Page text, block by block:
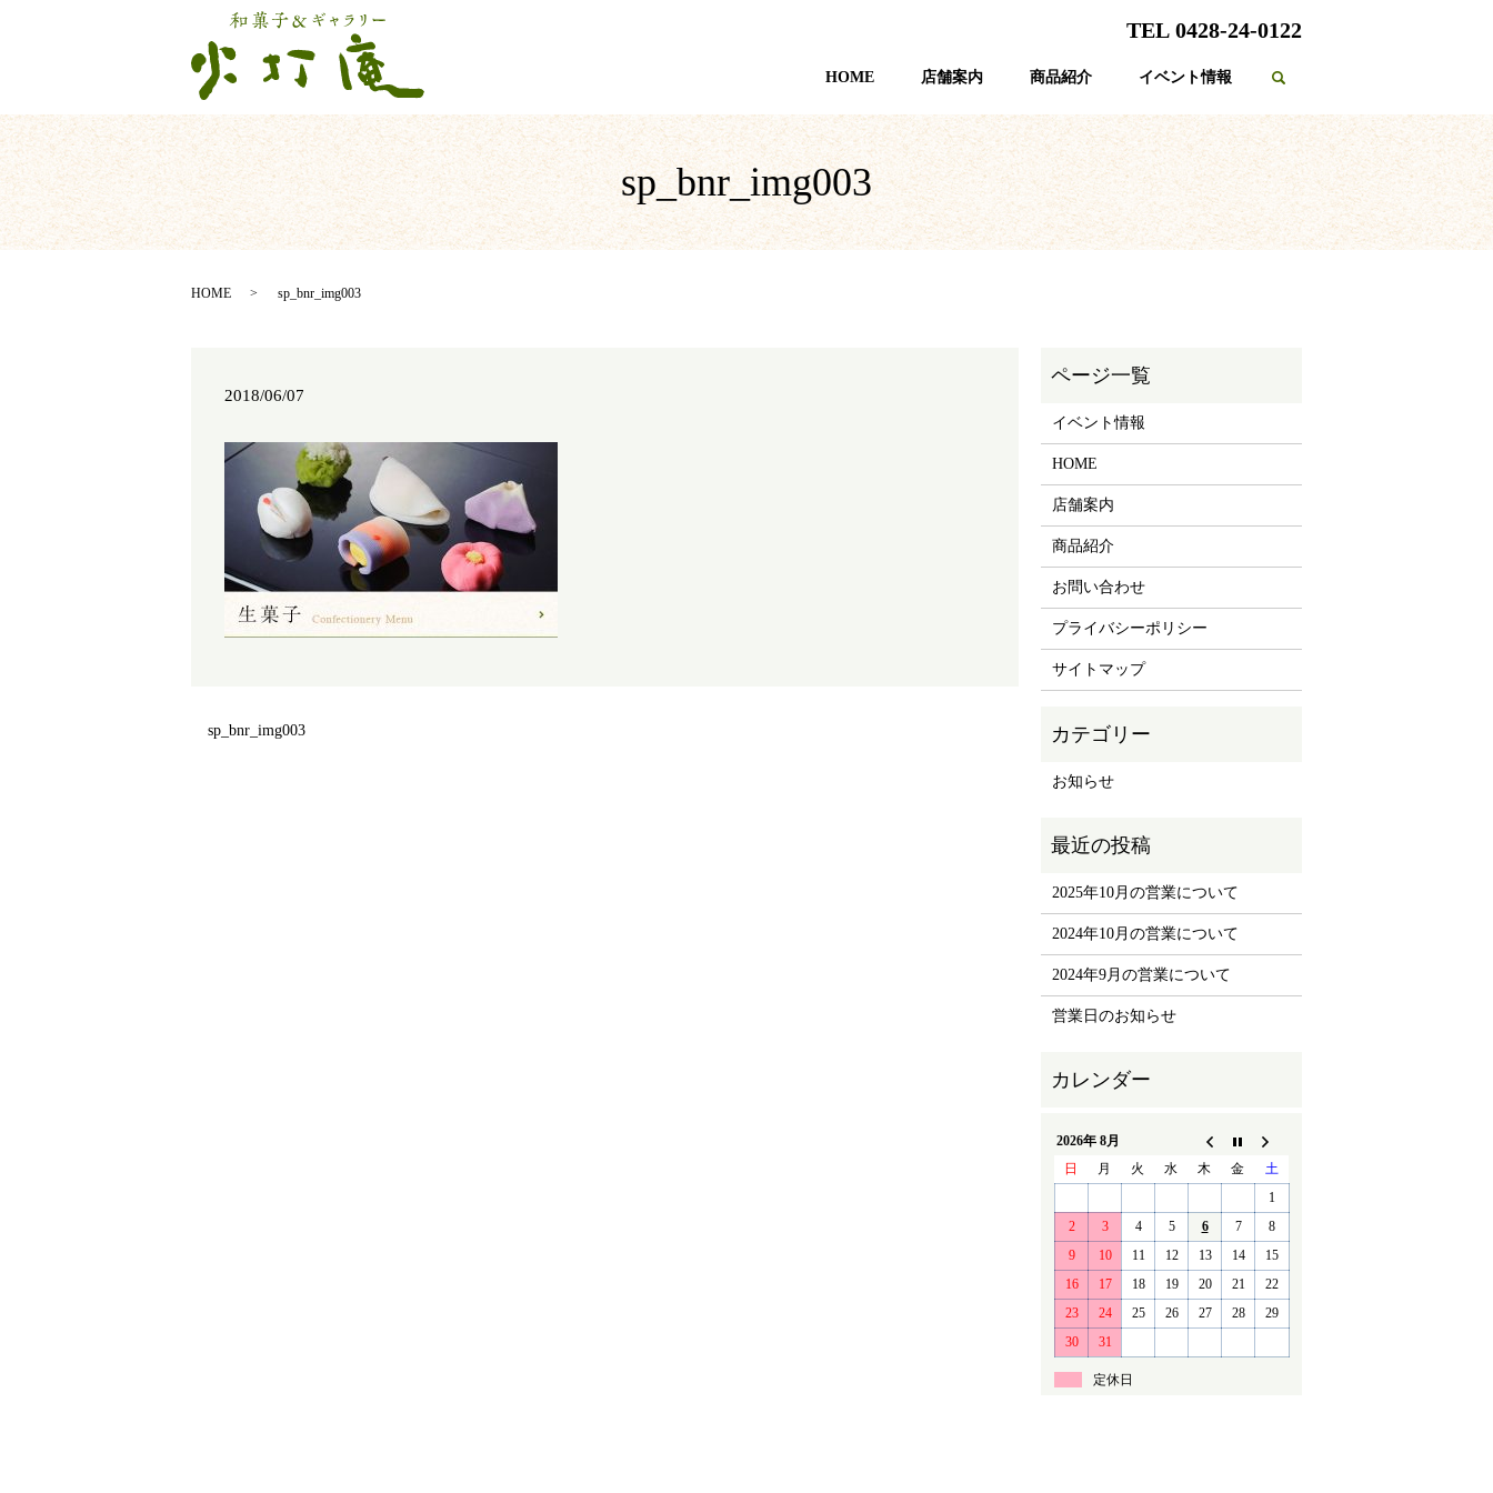
HOME 店舗案内 商品紹介 イベント情報 search
TEL 0428-24-0122
sp_bnr_img003
HOME sp_bnr_img003
2018/06/07
sp_bnr_img003
イベント情報
HOME
店舗案内
商品紹介
お問い合わせ
プライバシーポリシー
サイトマップ
お知らせ
2025年10月の営業について
2024年10月の営業について
2024年9月の営業について
営業日のお知らせ
2026年 8月
日
月 火 水 木 金
土
1
2
3 4 5 6 7
8
9
10 11 12 13 14
15
16
17 18 19 20 21
22
23
24 25 26 27 28
29
30
31
定休日